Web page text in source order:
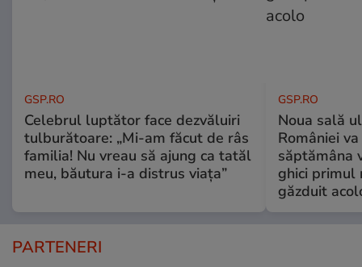
GSP.RO
Celebrul luptător face dezvăluiri
tulburătoare: „Mi-am făcut de râs
familia! Nu vreau să ajung ca tatăl
meu, băutura i-a distrus viața”
GSP.RO
Noua sală
României
săptămâna
ghici primul
găzduit
PARTENERI